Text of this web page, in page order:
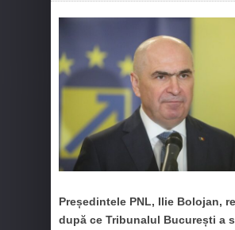
Președintele PNL, Ilie Bolojan,
după ce Tribunalul București a